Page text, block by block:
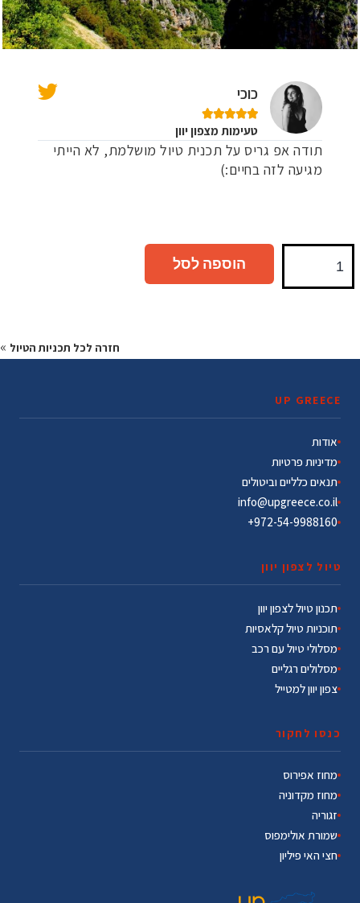
כוכי





טעימות מצפון יוון
תודה אפ גריס על תכנית טיול מושלמת, לא הייתי
מגיעה לזה בחיים:)
הוספה לסל
חזרה לכל תכניות הטיול »
UP GREECE
אודות
מדיניות פרטיות
תנאים כלליים וביטולים
info@upgreece.co.il
972-54-9988160+
טיול לצפון יוון
תכנון טיול לצפון יוון
תוכניות טיול קלאסיות
מסלולי טיול עם רכב
מסלולים רגליים
צפון יוון למטייל
כנסו לחקור
מחוז אפירוס
מחוז מקדוניה
זגוריה
שמורת אולימפוס
חצי האי פיליון